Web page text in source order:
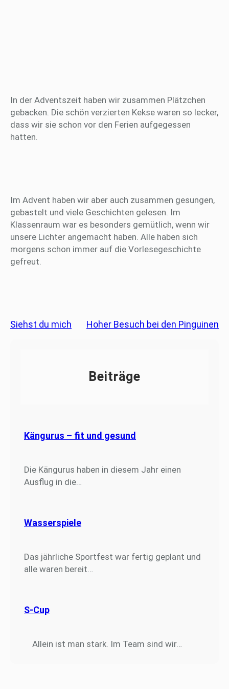
In der Adventszeit haben wir zusammen Plätzchen
gebacken. Die schön verzierten Kekse waren so lecker,
dass wir sie schon vor den Ferien aufgegessen
hatten.
Im Advent haben wir aber auch zusammen gesungen,
gebastelt und viele Geschichten gelesen. Im
Klassenraum war es besonders gemütlich, wenn wir
unsere Lichter angemacht haben. Alle haben sich
morgens schon immer auf die Vorlesegeschichte
gefreut.
Siehst du mich Hoher Besuch bei den Pinguinen
Beiträge
Kängurus – fit und gesund
Die Kängurus haben in diesem Jahr einen
Ausflug in die…
Wasserspiele
Das jährliche Sportfest war fertig geplant und
alle waren bereit…
S-Cup
Allein ist man stark. Im Team sind wir…